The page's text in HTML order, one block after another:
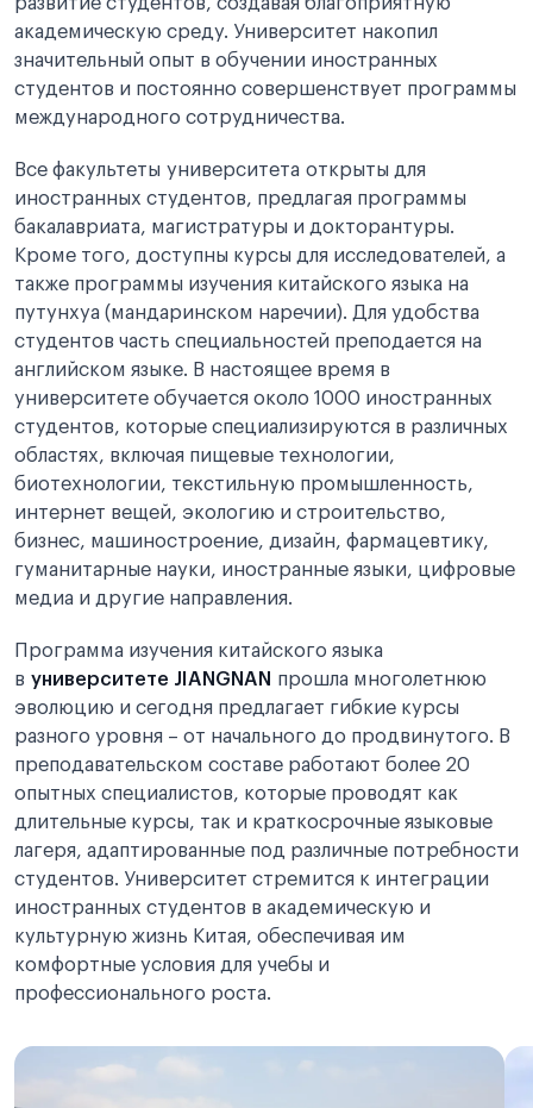
академическую среду. Университет накопил
значительный опыт в обучении иностранных
студентов и постоянно совершенствует программы
международного сотрудничества.
Все факультеты университета открыты для
иностранных студентов, предлагая программы
бакалавриата, магистратуры и докторантуры.
Кроме того, доступны курсы для исследователей, а
также программы изучения китайского языка на
путунхуа (мандаринском наречии). Для удобства
студентов часть специальностей преподается на
английском языке. В настоящее время в
университете обучается около 1000 иностранных
студентов, которые специализируются в различных
областях, включая пищевые технологии,
биотехнологии, текстильную промышленность,
интернет вещей, экологию и строительство,
бизнес, машиностроение, дизайн, фармацевтику,
гуманитарные науки, иностранные языки, цифровые
медиа и другие направления.
Программа изучения китайского языка
в университете JIANGNAN прошла многолетнюю
эволюцию и сегодня предлагает гибкие курсы
разного уровня – от начального до продвинутого. В
преподавательском составе работают более 20
опытных специалистов, которые проводят как
длительные курсы, так и краткосрочные языковые
лагеря, адаптированные под различные потребности
студентов. Университет стремится к интеграции
иностранных студентов в академическую и
культурную жизнь Китая, обеспечивая им
комфортные условия для учебы и
профессионального роста.